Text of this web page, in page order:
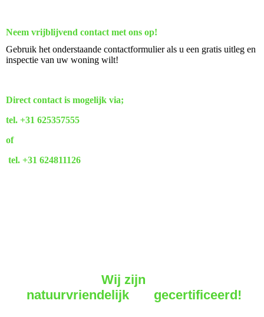
Neem vrijblijvend contact met ons op!
Gebruik het onderstaande contactformulier als u een gratis uitleg en
inspectie van uw woning wilt!
Direct contact is mogelijk via;
tel. +31 625357555
of
tel. +31 624811126
Wij zijn
natuurvriendelijk gecertificeerd!